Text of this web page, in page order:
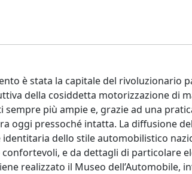
è stata la capitale del rivoluzionario
della cosiddetta motorizzazione di
più ampie e, grazie ad una
oggi pressoché intatta. La diffusione
dello stile automobilistico
e da dettagli di particolare
realizzato il Museo dell’Automobile,